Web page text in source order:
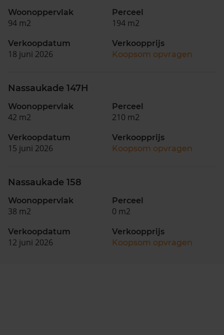
Woonoppervlak
94 m2
Perceel
194 m2
Verkoopdatum
18 juni 2026
Verkoopprijs
Koopsom opvragen
Nassaukade 147H
Woonoppervlak
42 m2
Perceel
210 m2
Verkoopdatum
15 juni 2026
Verkoopprijs
Koopsom opvragen
Nassaukade 158
Woonoppervlak
38 m2
Perceel
0 m2
Verkoopdatum
12 juni 2026
Verkoopprijs
Koopsom opvragen